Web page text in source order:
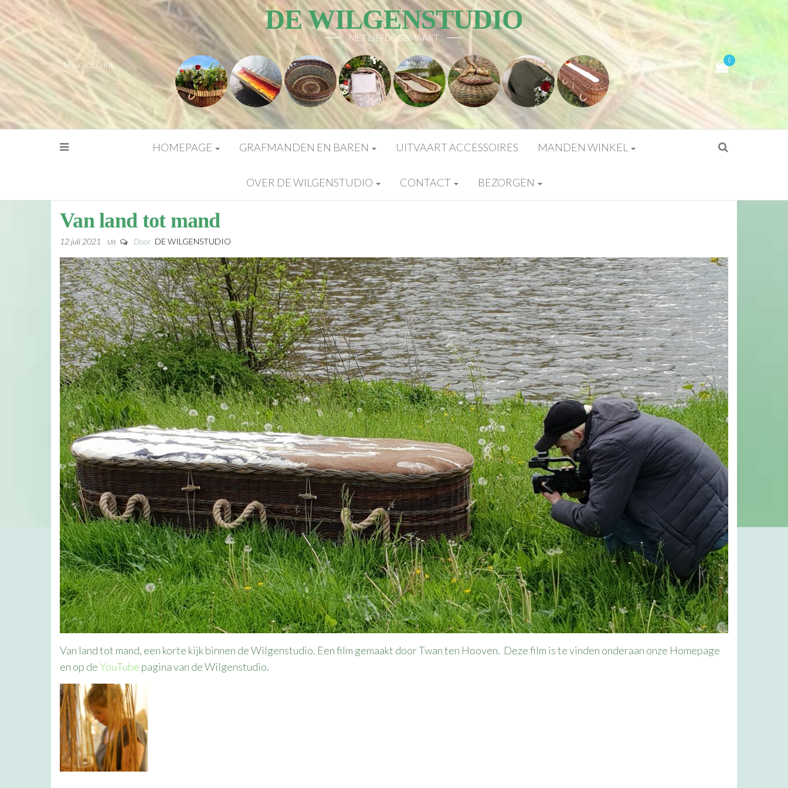
DE WILGENSTUDIO
MET LIEFDE GEMAAKT
0
Mijn account
HOMEPAGE GRAFMANDEN EN BAREN UITVAART ACCESSOIRES MANDEN WINKEL
OVER DE WILGENSTUDIO CONTACT BEZORGEN
Van land tot mand
12 juli 2021 Uit Door DE WILGENSTUDIO
Van land tot mand, een korte kijk binnen de Wilgenstudio. Een film gemaakt door Twan ten Hooven. Deze film is te vinden onderaan onze Homepage
en op deYouTube pagina van de Wilgenstudio.